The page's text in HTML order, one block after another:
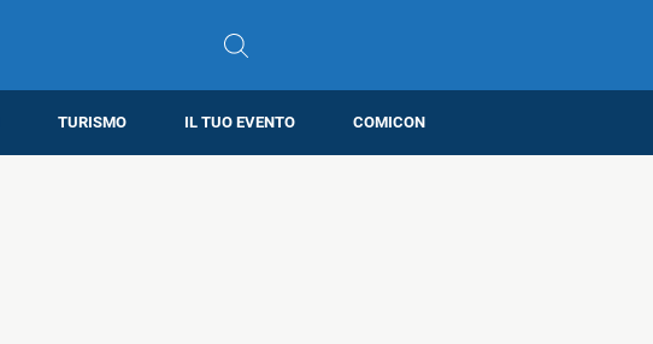
TURISMO IL TUO EVENTO COMICON